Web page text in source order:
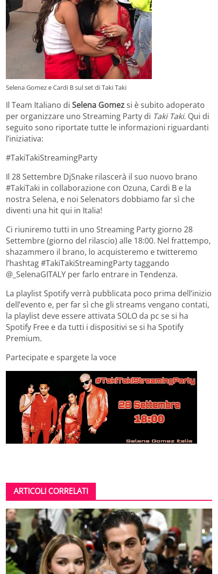
Selena Gomez e Cardi B sul set di Taki Taki
Il Team Italiano di Selena Gomezsi è subito adoperato
per organizzare uno Streaming Party di Taki Taki. Qui di
seguito sono riportate tutte le informazioni riguardanti
l’iniziativa:
#TakiTakiStreamingParty
Il 28 Settembre DjSnake rilascerà il suo nuovo brano
#TakiTaki in collaborazione con Ozuna, Cardi B e la
nostra Selena, e noi Selenators dobbiamo far sì che
diventi una hit qui in Italia!
Ci riuniremo tutti in uno Streaming Party giorno 28
Settembre (giorno del rilascio) alle 18:00. Nel frattempo,
shazammero il brano, lo acquisteremo e twitteremo
l’hashtag #TakiTakiStreamingParty taggando
@_SelenaGITALY per farlo entrare in Tendenza.
La playlist Spotify verrà pubblicata poco prima dell’inizio
dell’evento e, per far sì che gli streams vengano contati,
la playlist deve essere attivata SOLO da pc se si ha
Spotify Free e da tutti i dispositivi se si ha Spotify
Premium.
Partecipate e spargete la voce
ARTICOLI CORRELATI